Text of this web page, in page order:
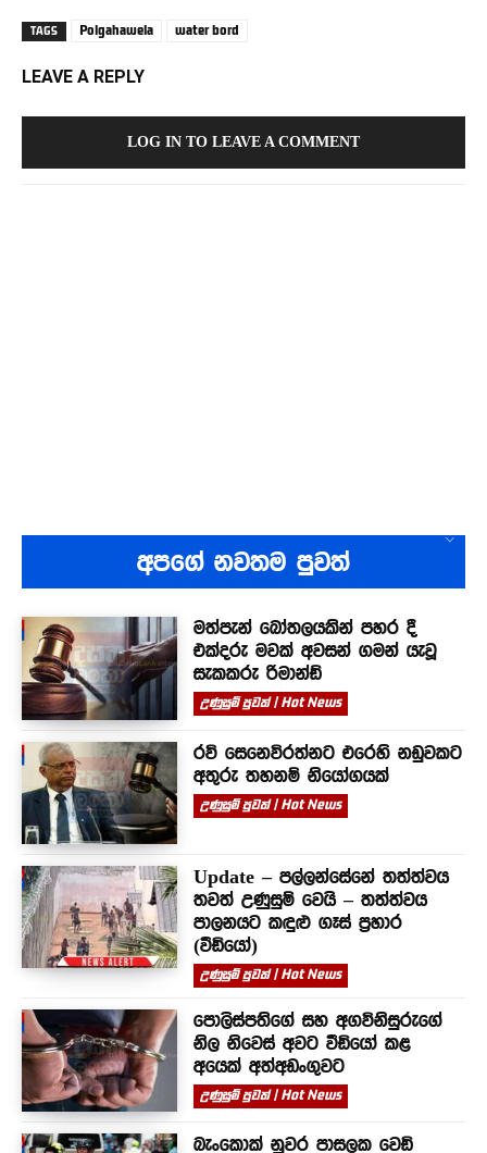
TAGS Polgahawela water bord
LEAVE A REPLY
LOG IN TO LEAVE A COMMENT
අපගේ නවතම පුවත්
මත්පැන් බෝතලයකින් පහර දී
එක්දරු මවක් අවසන් ගමන් යැවූ
සැකකරු රිමාන්ඩ්
උණුසුම් පුවත් | Hot News
රවි සෙනෙවිරත්නට එරෙහි නඩුවකට
අතුරු තහනම් නියෝගයක්
උණුසුම් පුවත් | Hot News
Update – පල්ලන්සේනේ තත්ත්වය
තවත් උණුසුම් වෙයි – තත්ත්වය
පාලනයට කඳුළු ගෑස් ප්‍රහාර
(වීඩියෝ)
උණුසුම් පුවත් | Hot News
පොලිස්පතිගේ සහ අගවිනිසුරුගේ
නිල නිවෙස් අවට වීඩියෝ කළ
අයෙක් අත්අඩංගුවට
උණුසුම් පුවත් | Hot News
බැංකොක් නුවර පාසලක වෙඩි